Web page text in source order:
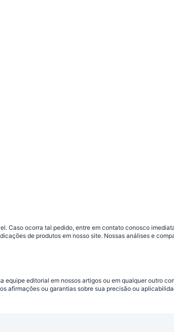
ocorra tal pedido, entre em contato conosco
de produtos em nosso site. Nossas análises e
editorial em nossos artigos ou em qualquer outro
afirmações ou garantias sobre sua precisão ou